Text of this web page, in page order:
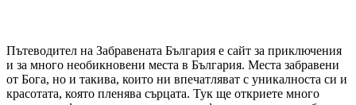
Пътеводител на Забравената България е сайт за приключения
и за много необикновени места в България. Места забравени
от Бога, но и такива, които ни впечатляват с уникалноста си и
красотата, която пленява сърцата. Тук ще откриете много